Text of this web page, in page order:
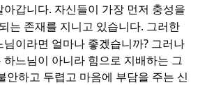
아갑니다. 자신들이 가장 먼저 충성을
는 존재를 지니고 있습니다. 그러한
님이라면 얼마나 좋겠습니까? 그러나
하느님이 아니라 힘으로 지배하는 그
안하고 두렵고 마음에 부담을 주는 신